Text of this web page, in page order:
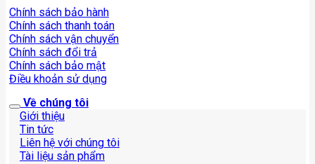
Chính sách bảo hành
Chính sách thanh toán
Chính sách vận chuyển
Chính sách đổi trả
Chính sách bảo mật
Điều khoản sử dụng
Về chúng tôi
Giới thiệu
Tin tức
Liên hệ với chúng tôi
Tài liệu sản phẩm